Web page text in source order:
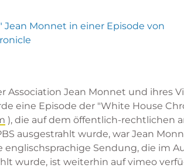
" Jean Monnet in einer Episode von
Association Jean Monnet und ihres
eine Episode der "White House
), die auf dem öffentlich-rechtlichen
ausgestrahlt wurde, war Jean
englischsprachige Sendung, die im
wurde, ist weiterhin auf vimeo